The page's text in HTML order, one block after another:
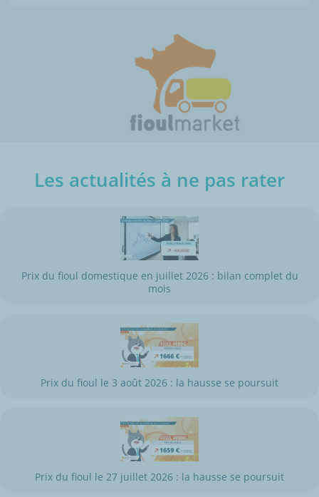
Les actualités à ne pas rater
Prix du fioul domestique en juillet 2026 : bilan complet du
mois
Prix du fioul le 3 août 2026 : la hausse se poursuit
Prix du fioul le 27 juillet 2026 : la hausse se poursuit